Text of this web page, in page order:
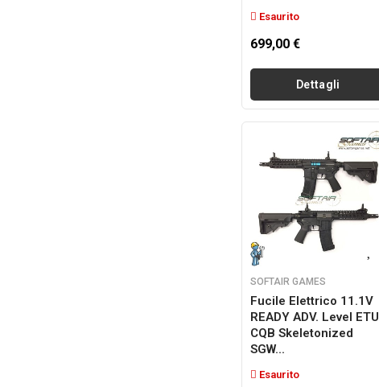
Esaurito
699,00 €
Dettagli
SOFTAIR GAMES
Fucile Elettrico 11.1V
READY ADV. Level ETU
CQB Skeletonized
SGW...
Esaurito